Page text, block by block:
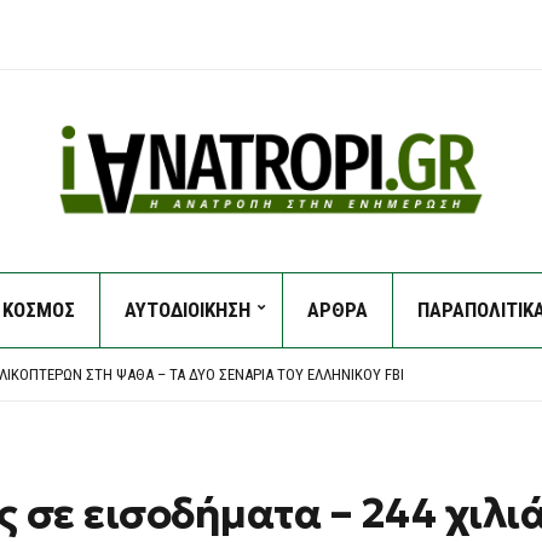
ΚΟΣΜΟΣ ΑΥΤΟΔΙΟΙΚΗΣΗ ΑΡΘΡΑ
ΣΕ ΣΚΗΝΉ ΣΤΟ ΛΑΣ ΒΈΓΚΑΣ: «ΦΟΒΉΘΗΚΑ ΌΤΙ ΘΑ ΈΠΕΦΤΕ ΌΠΩΣ Ο ΜΠΆΙΝΤΕΝ»,
ΣΤΗ ΨΆΘΑ – ΤΑ ΔΎΟ ΣΕΝΆΡΙΑ ΤΟΥ ΕΛΛΗΝΙΚΟΎ FBI
– ΙΣΧΥΡΈΣ ΔΥΝΆΜΕΙΣ ΣΤΟ ΣΗΜΕΊΟ
ΣΕ ΣΚΗΝΉ ΣΤΟ ΛΑΣ ΒΈΓΚΑΣ: «ΦΟΒΉΘΗΚΑ ΌΤΙ ΘΑ ΈΠΕΦΤΕ ΌΠΩΣ Ο ΜΠΆΙΝΤΕΝ»,
εισοδήματα – 244